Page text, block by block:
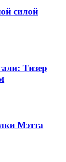
силой
Тизер
Мэтта